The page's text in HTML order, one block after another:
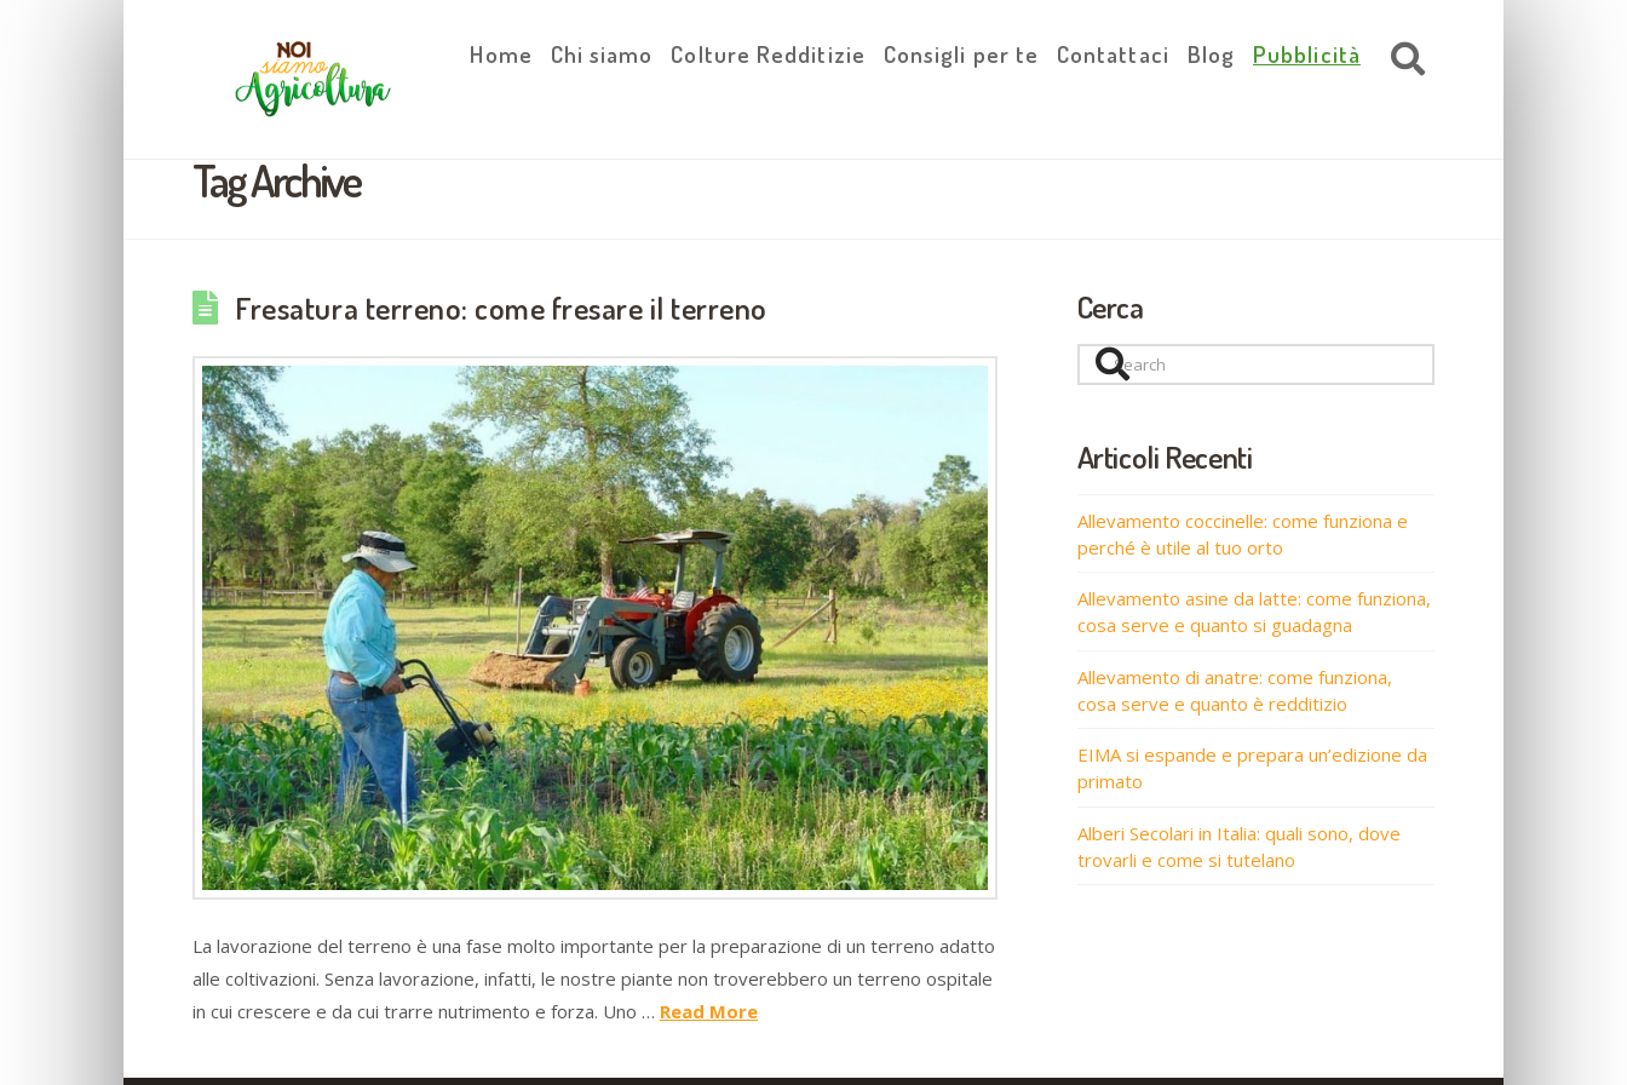
Home Chi siamo Colture Redditizie Consigli per te Contattaci Blog Pubblicità
Tag Archive
Fresatura terreno: come fresare il terreno
La lavorazione del terreno è una fase molto importante per la preparazione di un terreno adatto
alle coltivazioni. Senza lavorazione, infatti, le nostre piante non troverebbero un terreno ospitale
in cui crescere e da cui trarre nutrimento e forza. Uno … Read More
Cerca
Search
Articoli Recenti
Allevamento coccinelle: come funziona e
perché è utile al tuo orto
Allevamento asine da latte: come funziona,
cosa serve e quanto si guadagna
Allevamento di anatre: come funziona,
cosa serve e quanto è redditizio
EIMA si espande e prepara un’edizione da
primato
Alberi Secolari in Italia: quali sono, dove
trovarli e come si tutelano